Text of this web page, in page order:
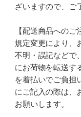
ざいますので、ご
【配送商品へのご
規定変更により、
不明・誤記などで
にお荷物を転送す
を着払いでご負担
にご記入の際は、
お願いします。